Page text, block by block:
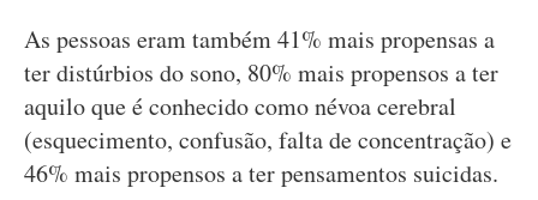
As pessoas eram também 41% mais propensas a
ter distúrbios do sono, 80% mais propensos a ter
aquilo que é conhecido como névoa cerebral
(esquecimento, confusão, falta de concentração) e
46% mais propensos a ter pensamentos suicidas.